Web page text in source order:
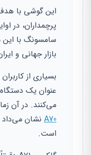
این گوشی با
سامسونگ با این
بازار جهانی و
بسیاری از
عنوان یک
می‌کنند. در آن
A70 نشان
است.